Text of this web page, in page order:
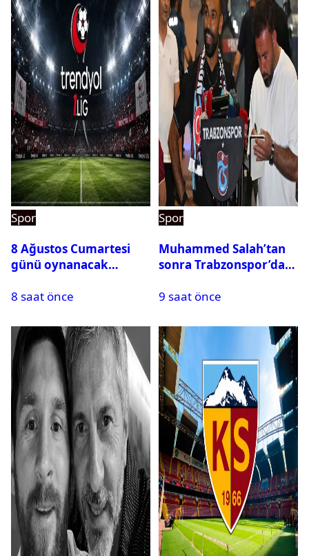
Spor
8 Ağustos Cumartesi
günü oynanacak
8 saat önce
Spor
Muhammed Salah’tan
sonra Trabzonspor’dan
9 saat önce